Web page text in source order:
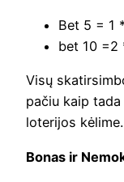
Bet 5 = 1
bet 10 =2
Visų
pačiu kaip
loterijos kėlime.
Bonas ir